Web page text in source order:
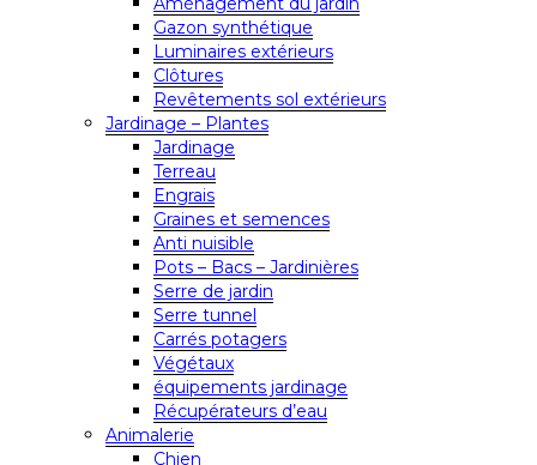
Gazon synthétique
Luminaires extérieurs
Clôtures
Revêtements sol extérieurs
Jardinage – Plantes
Jardinage
Terreau
Engrais
Graines et semences
Anti nuisible
Pots – Bacs – Jardinières
Serre de jardin
Serre tunnel
Carrés potagers
Végétaux
équipements jardinage
Récupérateurs d’eau
Animalerie
Chien